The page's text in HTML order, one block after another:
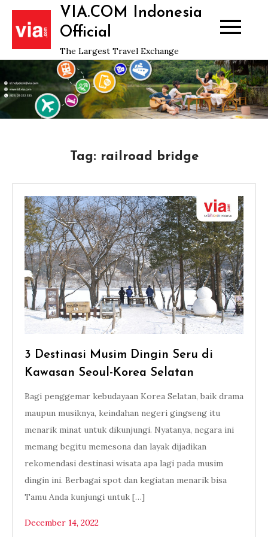
Skip
content
VIA.COM Indonesia
Official
The Largest Travel Exchange
Tag: railroad bridge
3 Destinasi Musim Dingin Seru di
Kawasan Seoul-Korea Selatan
Bagi penggemar kebudayaan Korea Selatan, baik drama
maupun musiknya, keindahan negeri gingseng itu
menarik minat untuk dikunjungi. Nyatanya, negara ini
memang begitu memesona dan layak dijadikan
rekomendasi destinasi wisata apa lagi pada musim
dingin ini. Berbagai spot dan kegiatan menarik bisa
Tamu Anda kunjungi untuk […]
December 14, 2022